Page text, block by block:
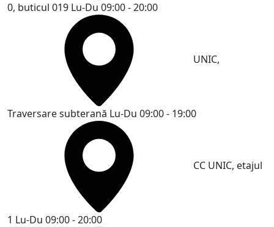
0, buticul 019 Lu-Du 09:00 - 20:00
UNIC,
Traversare subterană Lu-Du 09:00 - 19:00
CC UNIC, etajul
1 Lu-Du 09:00 - 20:00